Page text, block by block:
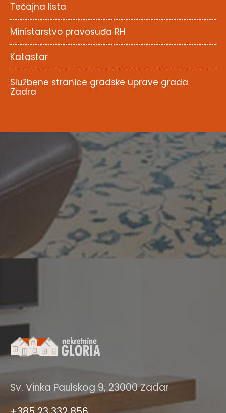
Tečajna lista
Ministarstvo pravosuđa RH
Katastar
Službene stranice gradske uprave grada
Zadra
Sv. Vinka Paulskog 9, 23000 Zadar